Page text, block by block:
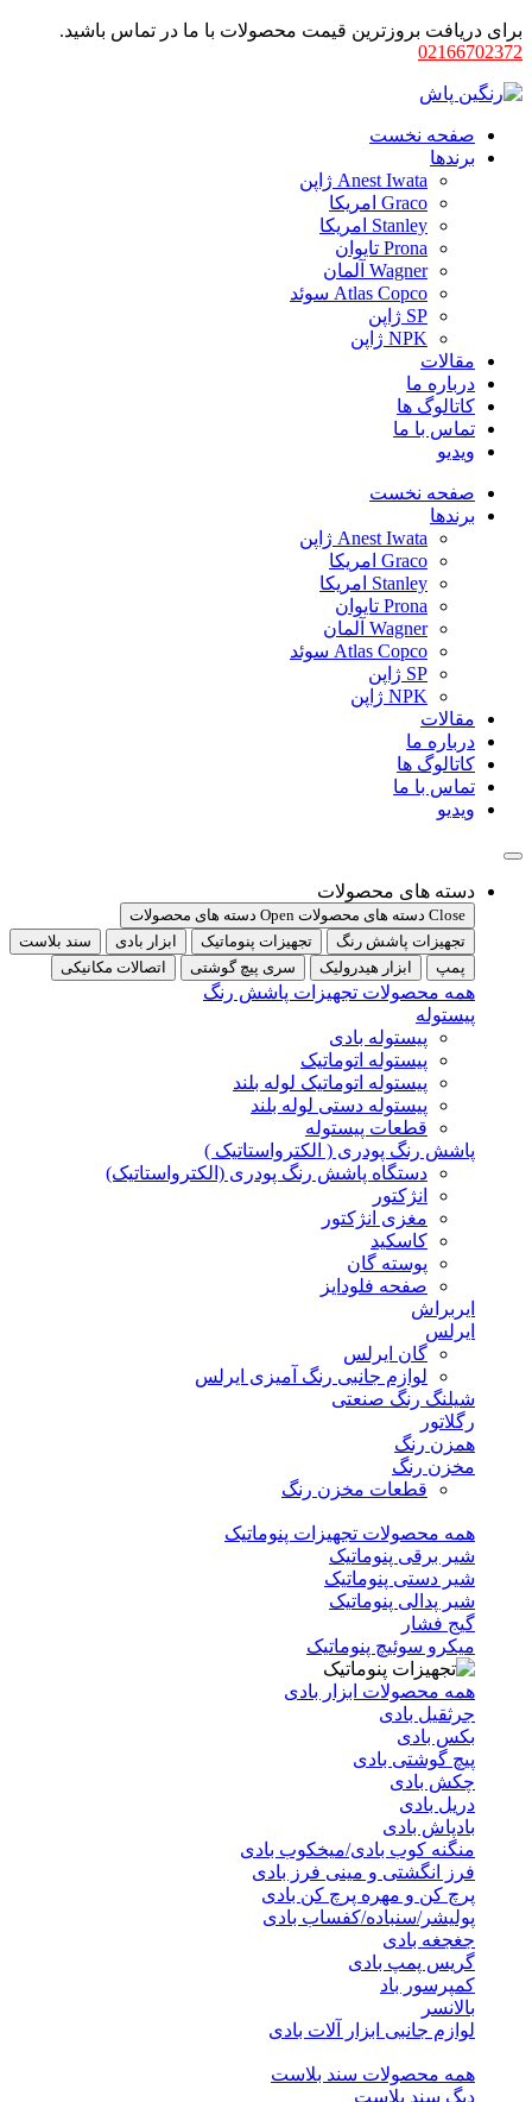
برای دریافت بروزترین قیمت محصولات با ما در تماس باشید.
02166702372
صفحه نخست
برندها
Anest Iwata ژاپن
Graco امریکا
Stanley امریکا
Prona تایوان
Wagner آلمان
Atlas Copco سوئد
SP ژاپن
NPK ژاپن
مقالات
درباره ما
کاتالوگ ها
تماس با ما
ویدیو
صفحه نخست
برندها
Anest Iwata ژاپن
Graco امریکا
Stanley امریکا
Prona تایوان
Wagner آلمان
Atlas Copco سوئد
SP ژاپن
NPK ژاپن
مقالات
درباره ما
کاتالوگ ها
تماس با ما
ویدیو
دسته های محصولات
Close دسته های محصولات
Open دسته های محصولات
تجهیزات پاشش رنگ
تجهیزات پنوماتیک ابزار بادی
سند بلاست
پمپ
ابزار هیدرولیک سری پیچ گوشتی اتصالات مکانیکی
همه محصولات تجهیزات پاشش رنگ
پیستوله
پیستوله بادی
پیستوله اتوماتیک
پیستوله اتوماتیک لوله بلند
پیستوله دستی لوله بلند
قطعات پیستوله
پاشش رنگ پودری ( الکترواستاتیک )
دستگاه پاشش رنگ پودری (الکترواستاتیک)
انژکتور
مغزی انژکتور
کاسکید
پوسته گان
صفحه فلودایز
ایربراش
ایرلس
گان ایرلس
لوازم جانبی رنگ آمیزی ایرلس
شیلنگ رنگ صنعتی
رگلاتور
همزن رنگ
مخزن رنگ
قطعات مخزن رنگ
همه محصولات تجهیزات پنوماتیک
شیر برقی پنوماتیک
شیر دستی پنوماتیک
شیر پدالی پنوماتیک
گیج فشار
میکرو سوئیچ پنوماتیک
همه محصولات ابزار بادی
جرثقیل بادی
بکس بادی
پیچ گوشتی بادی
چکش بادی
دریل بادی
بادپاش بادی
منگنه کوب بادی/میخکوب بادی
فرز انگشتی و مینی فرز بادی
پرچ کن و مهره پرچ کن بادی
پولیشر/سنباده/کفساب بادی
جغجغه بادی
گریس پمپ بادی
کمپرسور باد
بالانسر
لوازم جانبی ابزار آلات بادی
همه محصولات سند بلاست
دیگ سند بلاست